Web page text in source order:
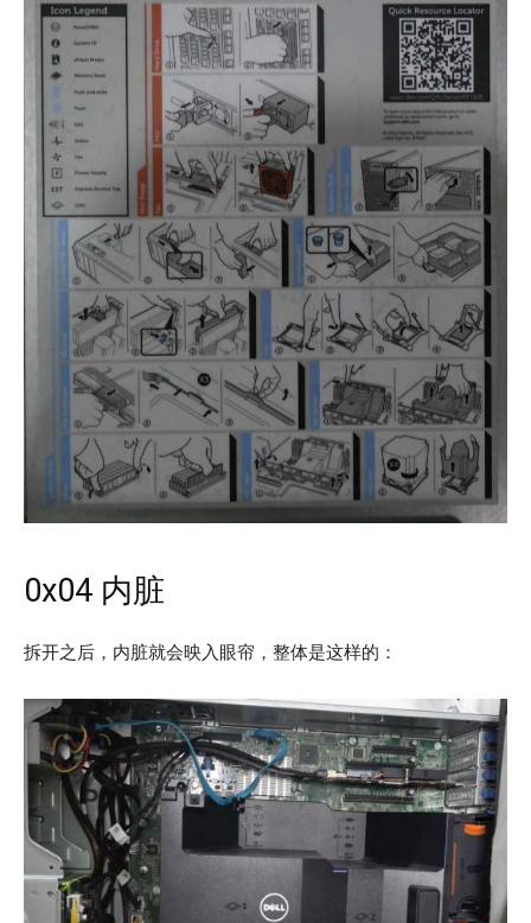
0x04 内脏
拆开之后，内脏就会映入眼帘，整体是这样的：